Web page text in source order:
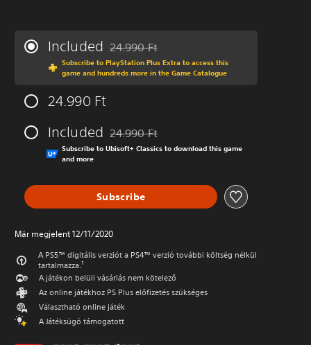
Included Discounted from original price of 24.990 Ft
24.990 Ft
Subscribe to PlayStation Plus Extra to access this
game and hundreds more in the Game Catalogue
24.990 Ft
Included Discounted from original price of 24.990 Ft
24.990 Ft
Subscribe to Ubisoft+ Classics to download this game
and more
Subscribe
Már megjelent 12/11/2020
A PS5™ digitális verziót a PS4™ verzió további költség nélkül
tartalmazza.¹
A játékon belüli vásárlás nem kötelező
Az online játékhoz PS Plus előfizetés szükséges
Választható online játék
A Játéksúgó támogatott